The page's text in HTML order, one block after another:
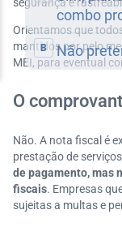
Orientamos que
mantidos por pelo
MEI, para eventual
O
Não. A nota fiscal é
prestação de
de pagamento, mas
fiscais. Empresas
sujeitas a multas e